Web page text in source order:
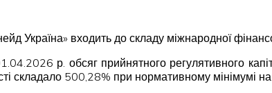
Україна» входить до складу міжнародної
р. обсяг прийнятного регулятивного
складало 500,28% при нормативному мінімумі на